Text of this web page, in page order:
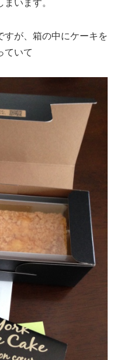
います。
すが、箱の中にケーキを
ていて